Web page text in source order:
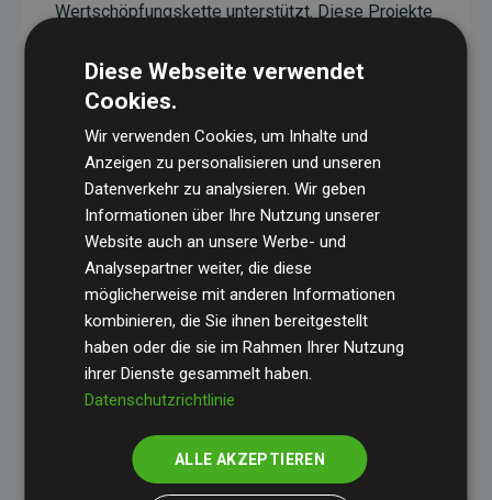
Wertschöpfungskette unterstützt. Diese Projekte
Wirkung, die im Durchschnitt dem Doppelten der
geschätzten Emissionen der Website entspricht.
Alle unterstützten Projekte werden durch
Standardverifiziert und erfüllen höchste
Anforderungen an Qualität, tatsächliche
Klimawirkung und Transparenz. Weitere
Informationen zu den einzelnen Projekten finden
Sie hier.
Initiative Websites, die Klimaprojekte unterstützen
Diese Webseite verwendet
Cookies.
Wir verwenden Cookies, um Inhalte und
Anzeigen zu personalisieren und unseren
Datenverkehr zu analysieren. Wir geben
Informationen über Ihre Nutzung unserer
Website auch an unsere Werbe- und
Analysepartner weiter, die diese
möglicherweise mit anderen Informationen
kombinieren, die Sie ihnen bereitgestellt
haben oder die sie im Rahmen Ihrer Nutzung
ihrer Dienste gesammelt haben.
Datenschutzrichtlinie
ALLE AKZEPTIEREN